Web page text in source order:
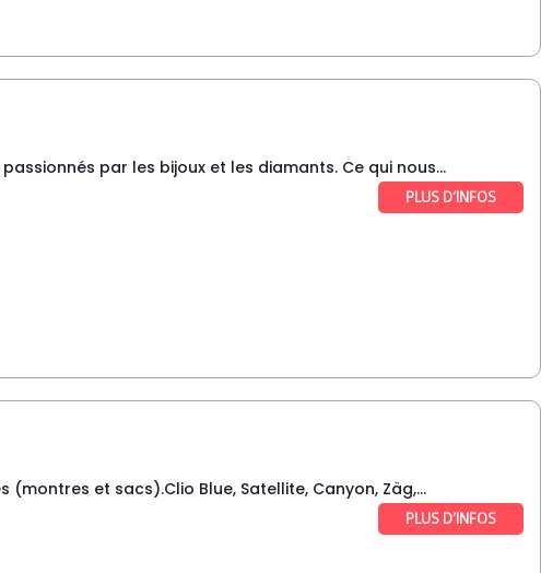
par les bijoux et les diamants. Ce qui nous...
PLUS D’INFOS
et sacs).Clio Blue, Satellite, Canyon, Zäg,...
PLUS D’INFOS